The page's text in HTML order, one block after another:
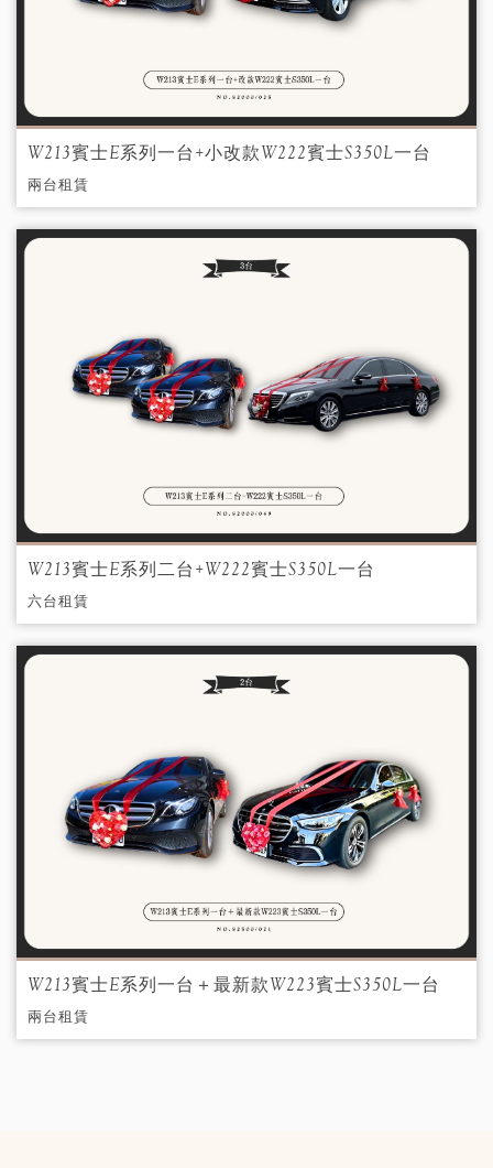
W213賓士E系列一台+小改款W222賓士S350L一台
兩台租賃
W213賓士E系列二台+W222賓士S350L一台
六台租賃
W213賓士E系列一台＋最新款W223賓士S350L一台
兩台租賃